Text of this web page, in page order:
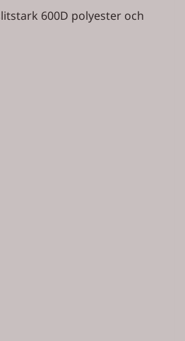
600D polyester och